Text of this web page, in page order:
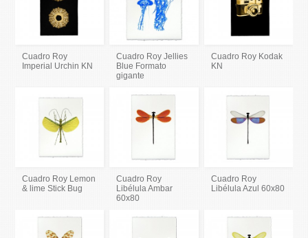
Cuadro Roy
Imperial Urchin KN
Cuadro Roy Jellies
Blue Formato
gigante
Cuadro Roy Kodak
KN
Cuadro Roy Lemon
& lime Stick Bug
Cuadro Roy
Libélula Ambar
60x80
Cuadro Roy
Libélula Azul 60x80